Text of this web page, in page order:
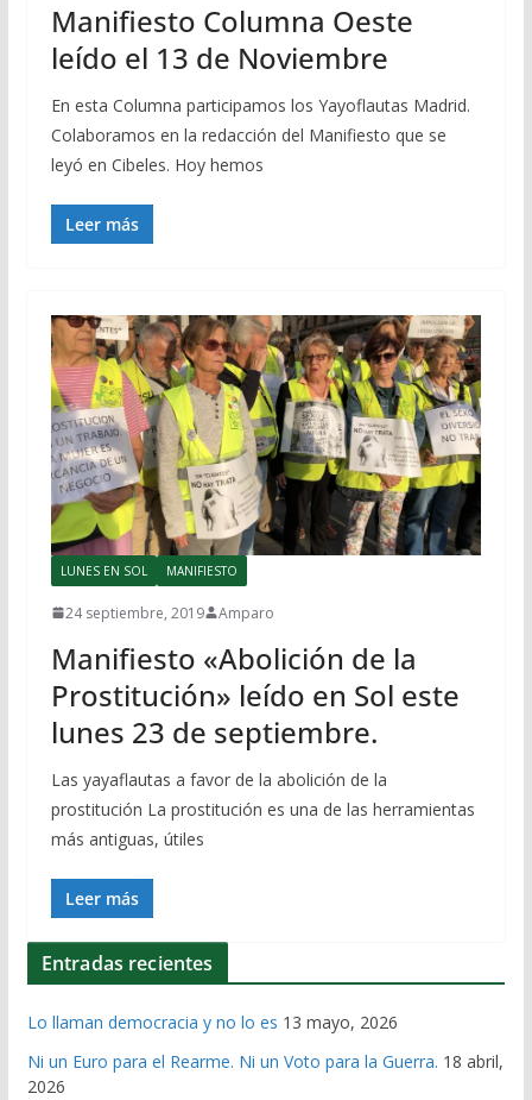
Manifiesto Columna Oeste
leído el 13 de Noviembre
En esta Columna participamos los Yayoflautas Madrid.
Colaboramos en la redacción del Manifiesto que se
leyó en Cibeles. Hoy hemos
Leer más
LUNES EN SOL MANIFIESTO
24 septiembre, 2019 Amparo
Manifiesto «Abolición de la
Prostitución» leído en Sol este
lunes 23 de septiembre.
Las yayaflautas a favor de la abolición de la
prostitución La prostitución es una de las herramientas
más antiguas, útiles
Leer más
Entradas recientes
Lo llaman democracia y no lo es 13 mayo, 2026
Ni un Euro para el Rearme. Ni un Voto para la Guerra. 18 abril,
2026